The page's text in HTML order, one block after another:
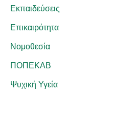
Εκπαιδεύσεις
Επικαιρότητα
Νομοθεσία
ΠΟΠΕΚΑΒ
Ψυχική Υγεία